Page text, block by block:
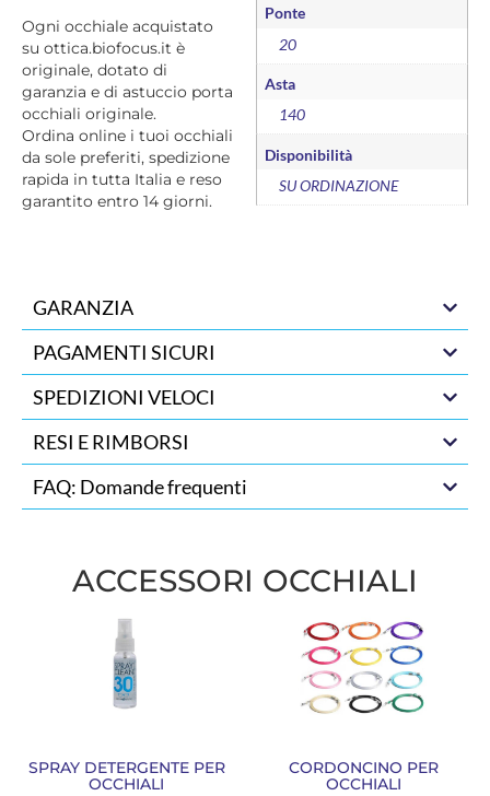
Ogni occhiale acquistato
su ottica.biofocus.it è
originale, dotato di
garanzia e di astuccio porta
occhiali originale.
Ordina online i tuoi occhiali
da sole preferiti, spedizione
rapida in tutta Italia e reso
garantito entro 14 giorni.
Ponte
20
Asta
140
Disponibilità
SU ORDINAZIONE
GARANZIA
PAGAMENTI SICURI
SPEDIZIONI VELOCI
RESI E RIMBORSI
FAQ: Domande frequenti
ACCESSORI OCCHIALI
SPRAY DETERGENTE PER
OCCHIALI
CORDONCINO PER
OCCHIALI